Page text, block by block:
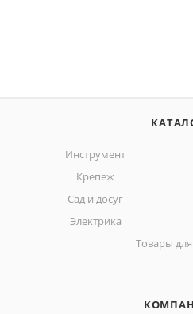
Инструмент
Крепеж
Сад и досуг
Электрика
Товары